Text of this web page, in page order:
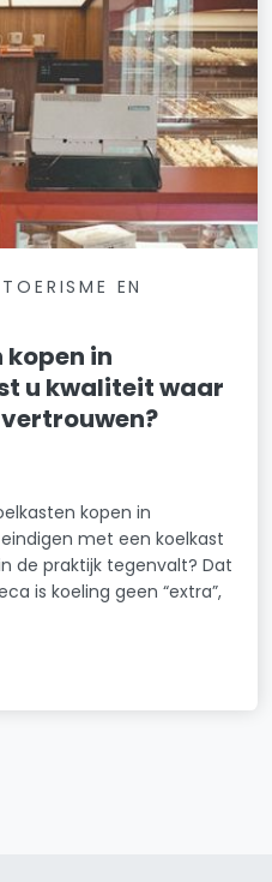
EN
in
u kwaliteit waar
kopen in
met een koelkast
de praktijk tegenvalt? Dat
is koeling geen “extra”,